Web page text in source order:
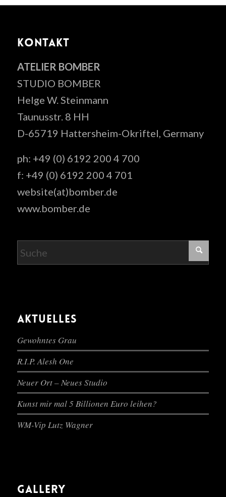
KONTAKT
ATELIER BOMBER
STUDIO BOMBER
Helge W. Steinmann
Taunusstr. 8 HH
D-65719 Hattersheim-Okriftel, Germany
ph: +49 (0) 6192 200 4 700
f: +49 (0) 6192 200 4 701
website(at)bomber.de
www.bomber.de
AKTUELLES
Gewohntes Grau
R.I.P. Alesh One
Neuer Ort – Neues Studio
Kunst mir mal 5 Billionen Euro leihen?
WM-Vip Lutz Wagner
GALLERY